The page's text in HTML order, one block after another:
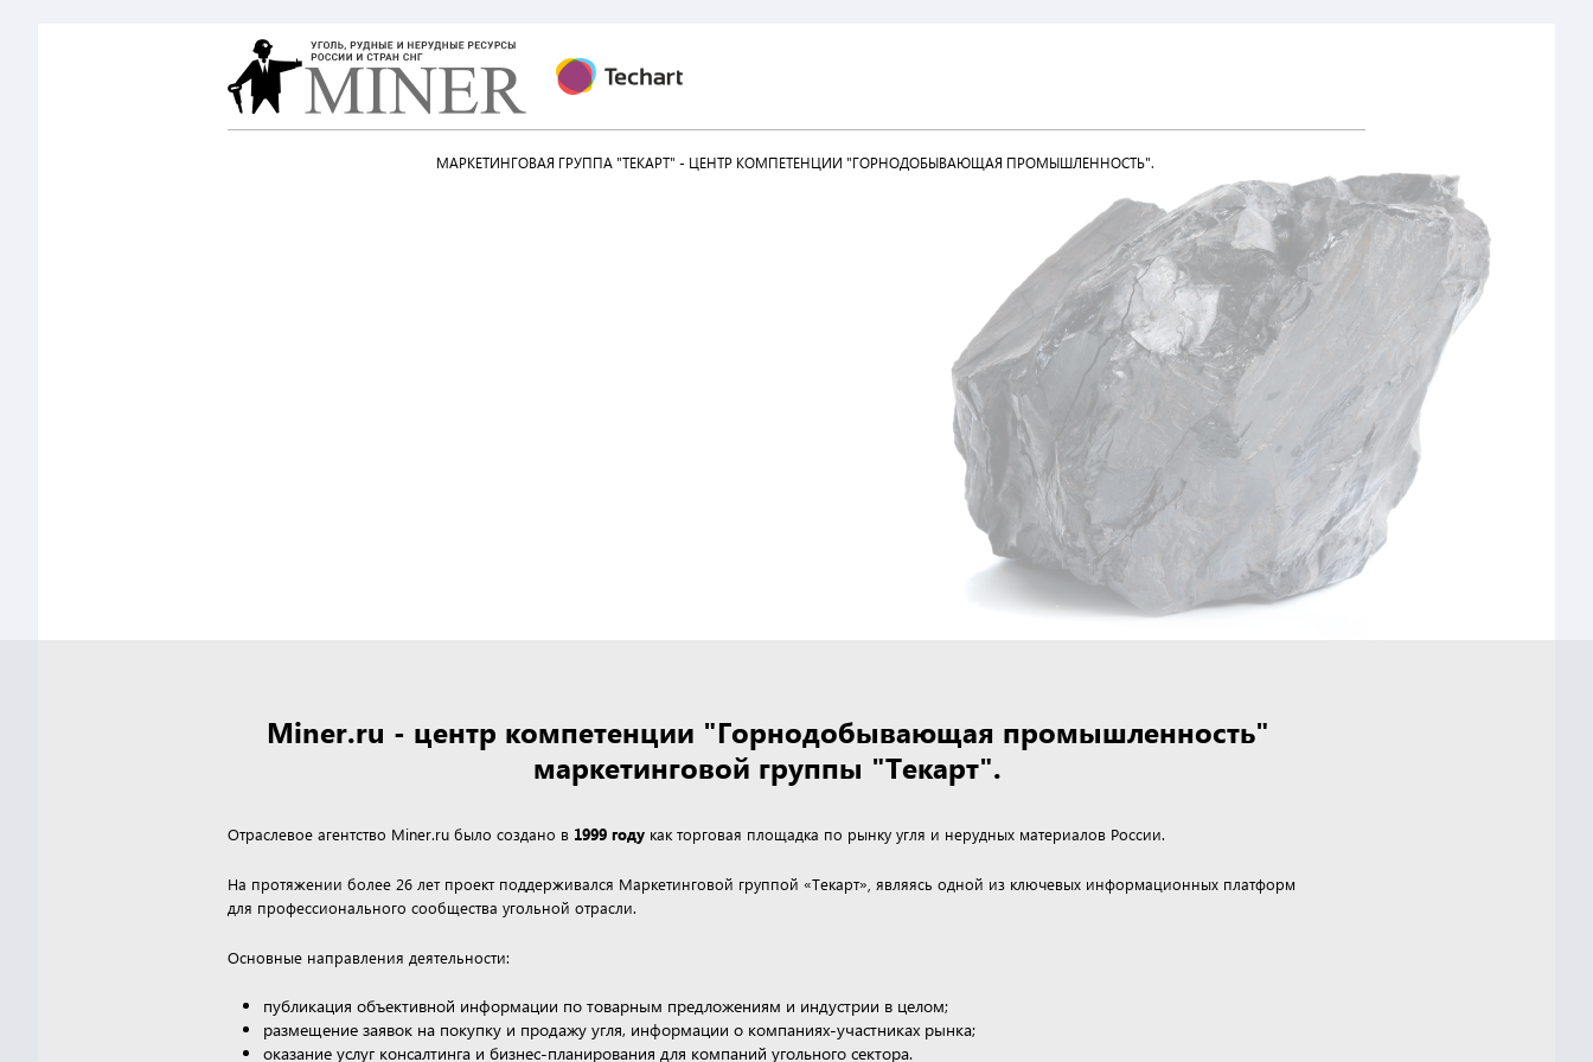
МАРКЕТИНГОВАЯ ГРУППА "ТЕКАРТ" - ЦЕНТР КОМПЕТЕНЦИИ "ГОРНОДОБЫВАЮЩАЯ ПРОМЫШЛЕННОСТЬ".
Miner.ru - центр компетенции "Горнодобывающая промышленность"
маркетинговой группы "Текарт".
Отраслевое агентство Miner.ru было создано в 1999 году как торговая площадка по рынку угля и нерудных материалов России.
На протяжении более 26 лет проект поддерживался Маркетинговой группой «Текарт», являясь одной из ключевых информационных платформ
для профессионального сообщества угольной отрасли.
Основные направления деятельности:
публикация объективной информации по товарным предложениям и индустрии в целом;
размещение заявок на покупку и продажу угля, информации о компаниях-участниках рынка;
оказание услуг консалтинга и бизнес-планирования для компаний угольного сектора.